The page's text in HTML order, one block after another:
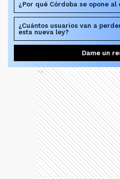
¿Por qué Córdoba se opone
¿Cuántos usuarios van a
esta nueva ley?
Dame un
Ads